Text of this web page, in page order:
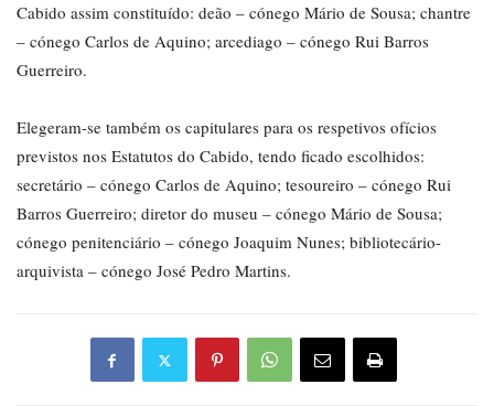
Cabido assim constituído: deão – cónego Mário de Sousa; chantre
– cónego Carlos de Aquino; arcediago – cónego Rui Barros
Guerreiro.
Elegeram-se também os capitulares para os respetivos ofícios
previstos nos Estatutos do Cabido, tendo ficado escolhidos:
secretário – cónego Carlos de Aquino; tesoureiro – cónego Rui
Barros Guerreiro; diretor do museu – cónego Mário de Sousa;
cónego penitenciário – cónego Joaquim Nunes; bibliotecário-
arquivista – cónego José Pedro Martins.